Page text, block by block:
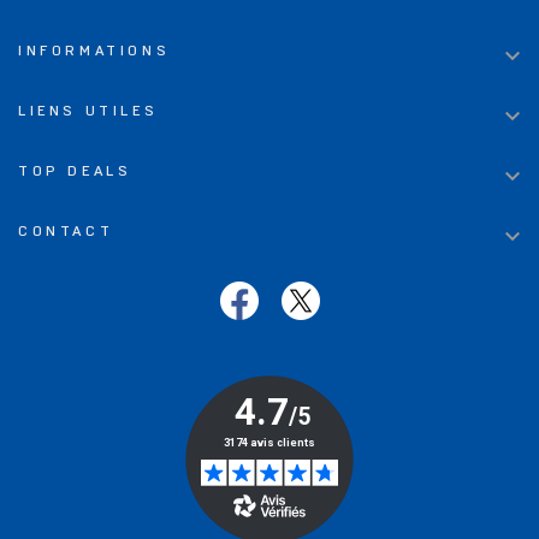
INFORMATIONS 
LIENS UTILES 
TOP DEALS 
CONTACT 